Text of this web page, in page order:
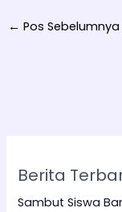
← Pos Sebelumnya
Berita
Sambut Siswa